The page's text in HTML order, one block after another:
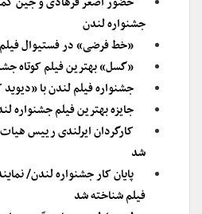
جشنواره لندن
«خط فرضی» در فستیوال
«گسل» بهترین فیلم کوتاه
جشنواره فیلم لندن با «دیوید
جایزه بهترین فیلم جشنواره
کارگردان ایرلندی رییس
شد
پایان کار جشنواره لندن/
فیلم شناخته شد